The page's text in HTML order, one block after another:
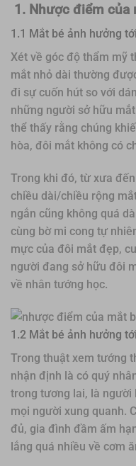
1. Nhược điểm của
1.1 Mắt bé ảnh hưởng
Xét về góc độ thẩm mỹ
mắt nhỏ dài thường
đi sự cuốn hút so với
những người sở hữu
thể thấy rằng chúng
hòa, đôi mắt không có
Trong khi đó, từ xưa
chiều dài/chiều rộng
ngắn cũng không quá
cùng bờ mi cong tự
mực của đôi mắt đẹp,
người đang sở hữu đôi
về nhân tướng học.
1.2 Mắt bé ảnh hưởng
Trong thuật xem tướng
nhận định là có quý
trong tương lai, là
mọi người xung quanh.
đủ, gia đình đầm ấm
lắng quá nhiều về cơm